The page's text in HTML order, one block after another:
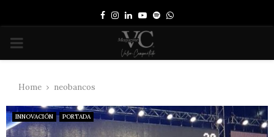
Facebook
Instagram
LinkedinYoutube
SpotifyWhatsapp
PRIMARY
Home neobancos
INNOVACIÓN PORTADA